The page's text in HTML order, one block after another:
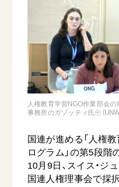
日蓮大聖人の仏法（教学入門）
釈尊～法華経
日蓮大聖人
創価学会の三代会長
初代会長・牧口常三郎先生
第3代会長・池田大作先生
仏法を語る
主な行事
年間の活動について
友人葬
彼岸
核兵器の廃絶に向け連帯を拡
「人権文化」「ジェンダー平等
「持続可能な開発目標（SDGs
人道支援
音楽活動
展示活動
教育本部の活動
各国ウェブサイト
世界の創価学会の歴史
基本情報
創価学会 会憲
創価学会 会則
創価学会 社会憲章
組織・機構
沿革
略年表
入会について
会員サポート
座談会御書ｅ講義
小説『新・人間革命』『人間革
御書検索［新版］
関連リンク
創価学会総本部
聖教電子版
聖教ブックストア
soka youth media
ご利用にあたって
人権教育学習NGO作業部会
事務所のガゾッティ氏㊥（
国連が進める「人権
ログラム」の第5段
10月9日、スイス・ジ
国連人権理事会で採